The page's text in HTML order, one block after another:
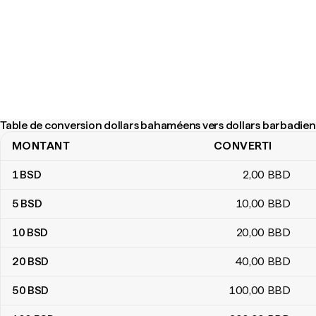
Table de conversion dollars bahaméens vers dollars
Table de conversion dollars bahaméens vers dollars barbadiens
MONTANT CONVERTI
1BSD 2,00 BBD
5 BSD 10,00 BBD
10 BSD 20,00 BBD
20 BSD 40,00 BBD
50 BSD 100,00 BBD